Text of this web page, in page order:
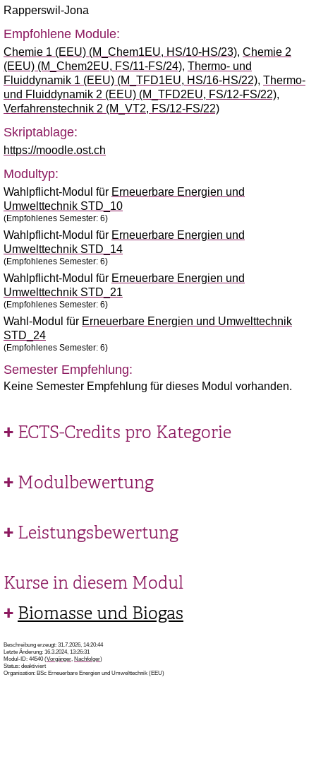
Rapperswil-Jona
Empfohlene Module:
Chemie 1 (EEU) (M_Chem1EU, HS/10-HS/23), Chemie 2
(EEU) (M_Chem2EU, FS/11-FS/24), Thermo- und
Fluiddynamik 1 (EEU) (M_TFD1EU, HS/16-HS/22), Thermo-
und Fluiddynamik 2 (EEU) (M_TFD2EU, FS/12-FS/22),
Verfahrenstechnik 2 (M_VT2, FS/12-FS/22)
Skriptablage:
https://moodle.ost.ch
Modultyp:
Wahlpflicht-Modul für Erneuerbare Energien und
Umwelttechnik STD_10
(Empfohlenes Semester: 6)
Wahlpflicht-Modul für Erneuerbare Energien und
Umwelttechnik STD_14
(Empfohlenes Semester: 6)
Wahlpflicht-Modul für Erneuerbare Energien und
Umwelttechnik STD_21
(Empfohlenes Semester: 6)
Wahl-Modul für Erneuerbare Energien und Umwelttechnik
STD_24
(Empfohlenes Semester: 6)
Semester Empfehlung:
Keine Semester Empfehlung für dieses Modul vorhanden.
ECTS-Credits pro Kategorie
Modulbewertung
Leistungsbewertung
Kurse in diesem Modul
Biomasse und Biogas
Beschreibung erzeugt: 31.7.2026, 14:20:44
Letzte Änderung: 16.3.2024, 13:26:31
Modul-ID: 44540 (Vorgänger, Nachfolger)
Status: deaktiviert
Organisation: BSc Erneuerbare Energien und Umwelttechnik (EEU)